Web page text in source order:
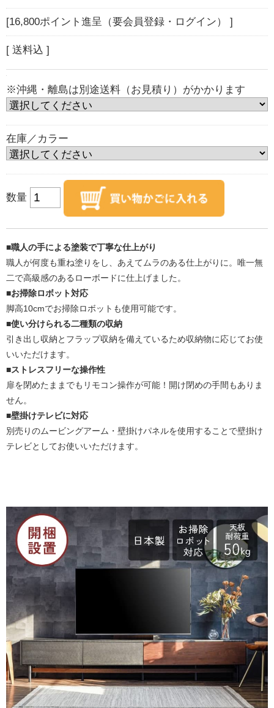
[16,800ポイント進呈（要会員登録・ログイン） ]
[ 送料込 ]
※沖縄・離島は別途送料（お見積り）がかかります
在庫／カラー
数量
■職人の手による塗装で丁寧な仕上がり
職人が何度も重ね塗りをし、あえてムラのある仕上がりに。唯一無
二で高級感のあるローボードに仕上げました。
■お掃除ロボット対応
脚高10cmでお掃除ロボットも使用可能です。
■使い分けられる二種類の収納
引き出し収納とフラップ収納を備えているため収納物に応じてお使
いいただけます。
■ストレスフリーな操作性
扉を閉めたままでもリモコン操作が可能！開け閉めの手間もありま
せん。
■壁掛けテレビに対応
別売りのムービングアーム・壁掛けパネルを使用することで壁掛け
テレビとしてお使いいただけます。